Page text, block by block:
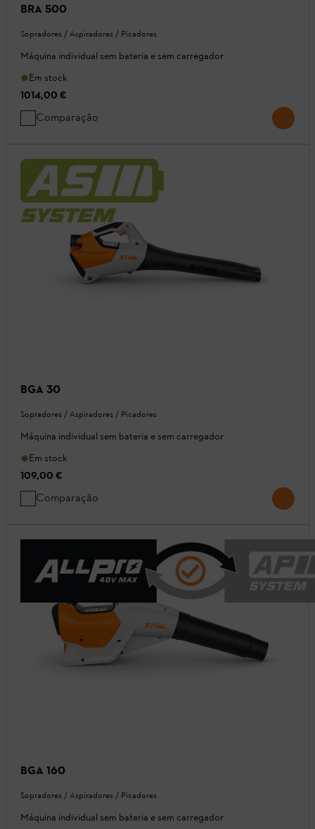
BRA 500
Sopradores / Aspiradores / Picadores
Máquina individual sem bateria e sem carregador
Em stock
1014,00 €
Comparação
BGA 30
Sopradores / Aspiradores / Picadores
Máquina individual sem bateria e sem carregador
Em stock
109,00 €
Comparação
BGA 160
Sopradores / Aspiradores / Picadores
Máquina individual sem bateria e sem carregador